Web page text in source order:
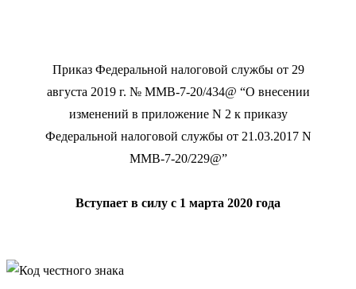
Приказ Федеральной налоговой службы от 29
августа 2019 г. № ММВ-7-20/434@ “О внесении
изменений в приложение N 2 к приказу
Федеральной налоговой службы от 21.03.2017 N
ММВ-7-20/229@”
Вступает в силу с 1 марта 2020 года